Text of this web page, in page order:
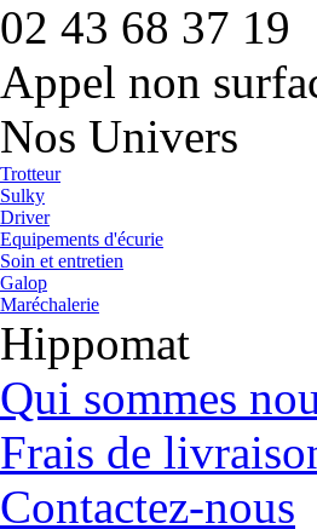
02 43 68 37 19
Appel non
Nos Univers
Trotteur
Sulky
Driver
Equipements d'écurie
Soin et entretien
Galop
Maréchalerie
Hippomat
Qui sommes
Frais de
Contactez-nous